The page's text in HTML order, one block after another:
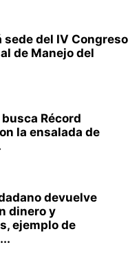
sede del IV Congreso
de Manejo del
Récord
la ensalada de
devuelve
dinero y
ejemplo de